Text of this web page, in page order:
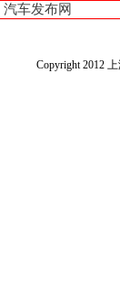
汽车发布网
Copyright 2012